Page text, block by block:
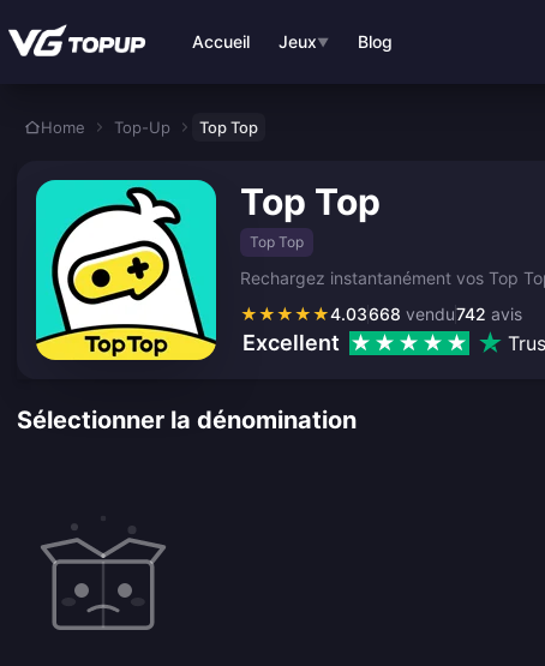
Accueil Jeux▼ Blog
Home Top-Up Top Top
Top Top
Top Top
Rechargez instantanément vos Top
★★★★★4.03 742 avis
668 vendu
Excellent
Sélectionner la dénomination